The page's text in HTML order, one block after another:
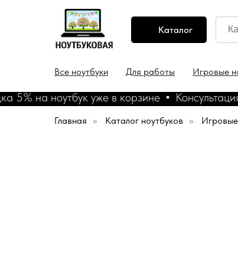
Каталог
Все ноутбуки Для работы Игровые
на ноутбук уже в корзине
Главная » Каталог ноутбуков »